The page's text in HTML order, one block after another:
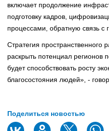
включает продолжение
подготовку кадров,
процессами, обратную связь с
Стратегия пространственного
раскрыть потенциал
будет способствовать росту
благосостояния людей», -
Поделиться новостью